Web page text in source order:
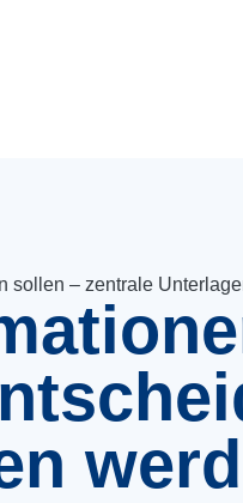
sollen – zentrale